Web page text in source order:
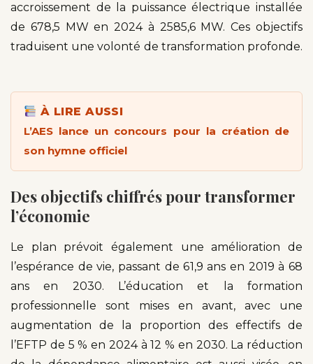
accroissement de la puissance électrique installée
de 678,5 MW en 2024 à 2585,6 MW. Ces objectifs
traduisent une volonté de transformation profonde.
À LIRE AUSSI
L’AES lance un concours pour la création de
son hymne officiel
Des objectifs chiffrés pour transformer
l’économie
Le plan prévoit également une amélioration de
l’espérance de vie, passant de 61,9 ans en 2019 à 68
ans en 2030. L’éducation et la formation
professionnelle sont mises en avant, avec une
augmentation de la proportion des effectifs de
l’EFTP de 5 % en 2024 à 12 % en 2030. La réduction